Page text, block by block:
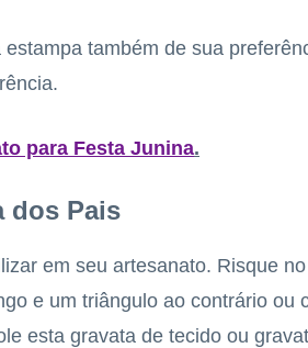
também de sua
para Festa Junina.
dos Pais
em seu artesanato. Risque
e um triângulo ao contrário ou
esta gravata de tecido ou